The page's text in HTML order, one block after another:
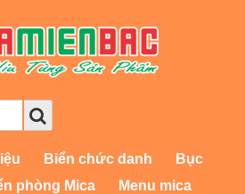
Biển chức danh
Bục
phòng Mica
Menu mica